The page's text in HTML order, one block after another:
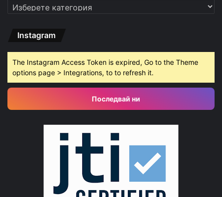
Категории
Instagram
The Instagram Access Token is expired, Go to the Theme
options page > Integrations, to to refresh it.
Последвай ни